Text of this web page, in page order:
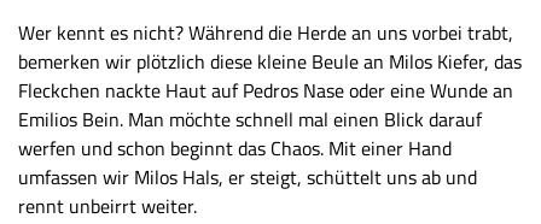
Wer kennt es nicht? Während die Herde an uns vorbei trabt,
bemerken wir plötzlich diese kleine Beule an Milos Kiefer, das
Fleckchen nackte Haut auf Pedros Nase oder eine Wunde an
Emilios Bein. Man möchte schnell mal einen Blick darauf
werfen und schon beginnt das Chaos. Mit einer Hand
umfassen wir Milos Hals, er steigt, schüttelt uns ab und
rennt unbeirrt weiter.